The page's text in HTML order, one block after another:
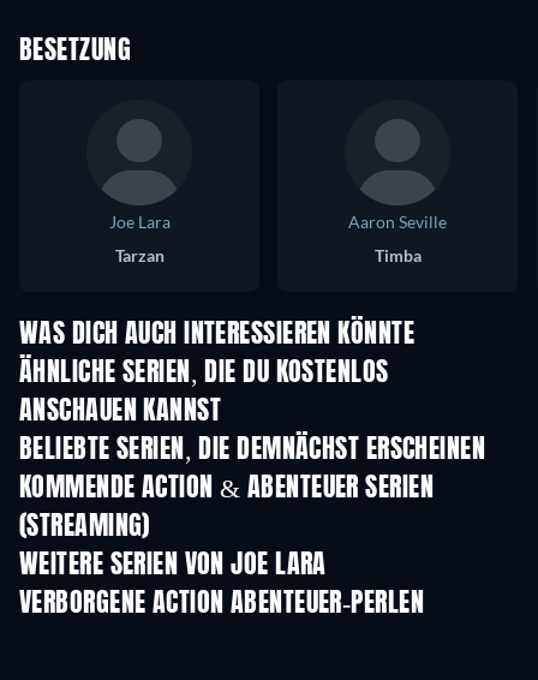
BESETZUNG
Joe Lara
Tarzan
Aaron Seville
Timba
WAS DICH AUCH INTERESSIEREN KÖNNTE
Serie Serie
ÄHNLICHE SERIEN, DIE DU KOSTENLOS
ANSCHAUEN KANNST
Serie
BELIEBTE SERIEN, DIE DEMNÄCHST ERSCHEINEN
Serie Serie
KOMMENDE ACTION & ABENTEUER SERIEN
(STREAMING)Staffel 2
WEITERE SERIEN VON JOE LARA
Serie
VERBORGENE ACTION ABENTEUER-PERLEN
Serie